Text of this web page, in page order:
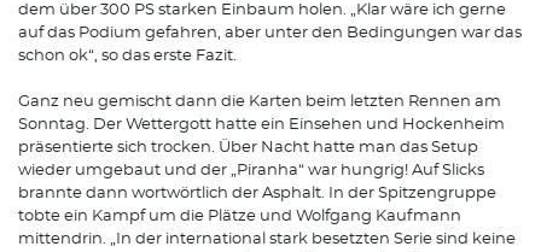
dem über 300 PS starken Einbaum holen. „Klar wäre ich gerne
auf das Podium gefahren, aber unter den Bedingungen war das
schon ok“, so das erste Fazit.
Ganz neu gemischt dann die Karten beim letzten Rennen am
Sonntag. Der Wettergott hatte ein Einsehen und Hockenheim
präsentierte sich trocken. Über Nacht hatte man das Setup
wieder umgebaut und der „Piranha“ war hungrig! Auf Slicks
brannte dann wortwörtlich der Asphalt. In der Spitzengruppe
tobte ein Kampf um die Plätze und Wolfgang Kaufmann
mittendrin. „In der international stark besetzten Serie sind keine